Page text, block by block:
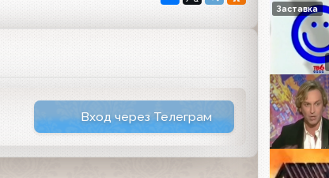
Вход через Телеграм
Заставка